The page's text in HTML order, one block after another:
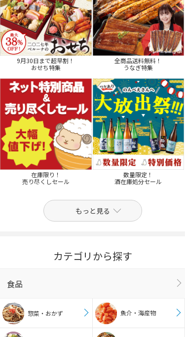
9月30日まで超早割！
おせち特集
全商品送料無料！
うなぎ特集
在庫限り！
売り尽くしセール
数量限定！
酒在庫処分セール
もっと見る
カテゴリから探す
食品
惣菜・おかず 魚介・海産物